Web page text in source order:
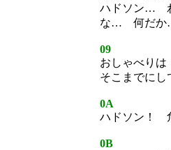
ハドソン
な… 何だか
09
おしゃべりは
そこまでにし
0A
ハドソン！
0B